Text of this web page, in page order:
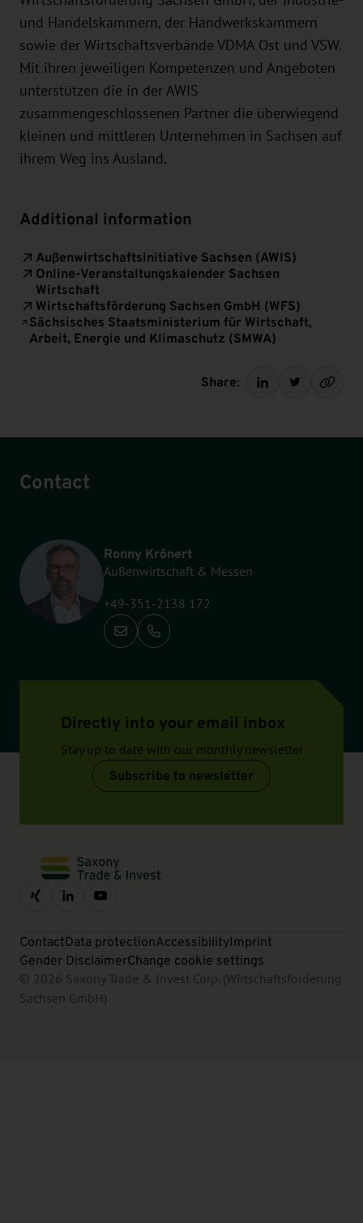
und Handelskammern, der Handwerkskammern
sowie der Wirtschaftsverbände VDMA Ost und VSW.
Mit ihren jeweiligen Kompetenzen und Angeboten
unterstützen die in der AWIS
zusammengeschlossenen Partner die überwiegend
kleinen und mittleren Unternehmen in Sachsen auf
ihrem Weg ins Ausland.
Additional information
Außenwirtschaftsinitiative Sachsen (AWIS)
Online-Veranstaltungskalender Sachsen
Wirtschaft
Wirtschaftsförderung Sachsen GmbH (WFS)
Sächsisches Staatsministerium für Wirtschaft,
Arbeit, Energie und Klimaschutz (SMWA)
Share:
Contact
Ronny Krönert
Außenwirtschaft & Messen
+49-351-2138 172
Call: +49-351-2138 172
Directly into your email inbox
Stay up to date with our monthly newsletter
Subscribe to newsletter
ContactData protectionAccessibilityImprint
Gender DisclaimerChange cookie settings
© 2026 Saxony Trade & Invest Corp. (Wirtschaftsförderung
Sachsen GmbH)